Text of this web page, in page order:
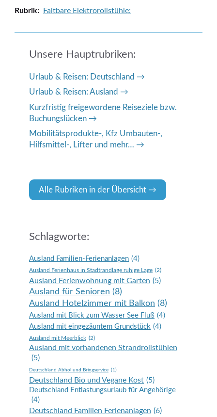
Kategorien
Faltbare Elektrorollstühle:
Unsere Hauptrubriken:
Urlaub & Reisen: Deutschland
Urlaub & Reisen: Ausland
Kurzfristig freigewordene Reiseziele bzw.
Buchungslücken
Mobilitätsprodukte-, Kfz Umbauten-,
Hilfsmittel-, Lifter und mehr…
Alle Rubriken in der Übersicht
Schlagworte:
Ausland Familien-Ferienanlagen (4)
Ausland Ferienhaus in Stadtrandlage ruhige Lage (2)
Ausland Ferienwohnung mit Garten (5)
Ausland für Senioren (8)
Ausland Hotelzimmer mit Balkon (8)
Ausland mit Blick zum Wasser See Fluß (4)
Ausland mit eingezäuntem Grundstück (4)
Ausland mit Meerblick (2)
Ausland mit vorhandenen Strandrollstühlen
(5)
Deutschland Abhol und Bringservice (1)
Deutschland Bio und Vegane Kost (5)
Deutschland Entlastungsurlaub für Angehörige
(4)
Deutschland Familien Ferienanlagen (6)